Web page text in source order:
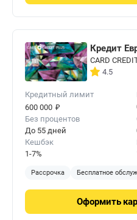
Кредит
CARD
4.5
Кредитный лимит
600 000 ₽
Без процентов
До 55 дней
Кешбэк
1-7%
Рассрочка Бесплатное
Оформить